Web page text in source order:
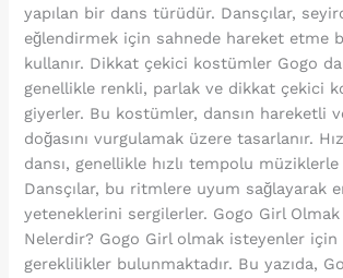
yapılan bir dans türüdür. Dansçılar,
eğlendirmek için sahnede hareket etme
kullanır. Dikkat çekici kostümler Gogo
genellikle renkli, parlak ve dikkat çekici
giyerler. Bu kostümler, dansın hareketli
doğasını vurgulamak üzere tasarlanır.
dansı, genellikle hızlı tempolu müziklerle
Dansçılar, bu ritmlere uyum sağlayarak
yeteneklerini sergilerler. Gogo Girl
Nelerdir? Gogo Girl olmak isteyenler için
gereklilikler bulunmaktadır. Bu yazıda,